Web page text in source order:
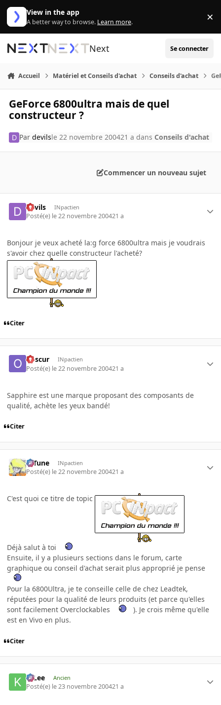
Aller au contenu
View in the app
A better way to browse. Learn more. ×
Next Se connecter
Accueil Matériel et Conseils d'achat Conseils d'achat
GeForce 6800ultra mais de quel
constructeur ?
Pardevilsle 22 novembre 200421 a dans Conseils d'achat
Commencer un nouveau sujet
devils INpactien
Posté(e) le 22 novembre 200421 a
Bonjour je veux acheté la:g force 6800ultra mais je voudrais
s'avoir chez quelle constructeur l'acheté?
Citer
obscur INpactien
Posté(e) le 22 novembre 200421 a
Sapphire est une marque proposant des composants de
qualité, achète les yeux bandé!
Citer
D-Tune INpactien
Posté(e) le 22 novembre 200421 a
C'est quoi ce titre de topic
Déjà salut à toi
Ensuite, il y a plusieurs sections dans le forum, carte
graphique ou conseil d'achat serait plus approprié je pense
Pour la 6800Ultra, je te conseille celle de chez Leadtek,
réputées pour la qualité de leurs produits (et parce qu'elles
sont facilement Overclockables
). Je crois même qu'elle
est en Vivo en plus.
Citer
K-Lee Ancien
Posté(e) le 23 novembre 200421 a